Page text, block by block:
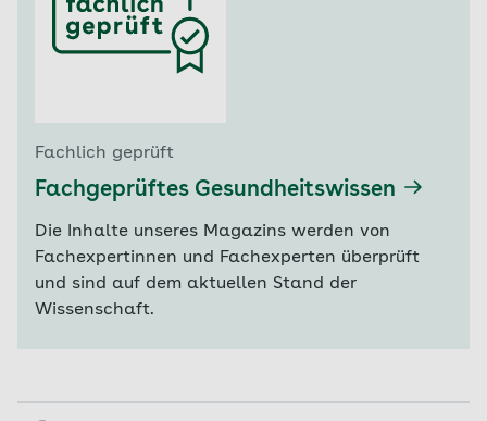
Fachlich geprüft
Fachgeprüftes Gesundheitswissen
Die Inhalte unseres Magazins werden von
Fachexpertinnen und Fachexperten überprüft
und sind auf dem aktuellen Stand der
Wissenschaft.